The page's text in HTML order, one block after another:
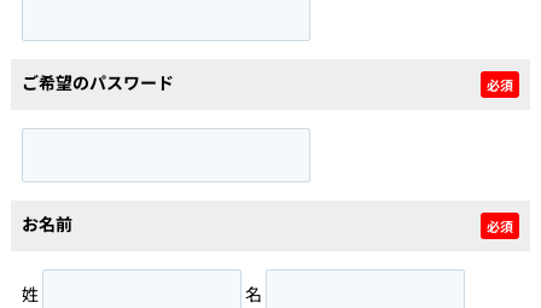
ご希望のパスワード 必須
お名前 必須
姓 名